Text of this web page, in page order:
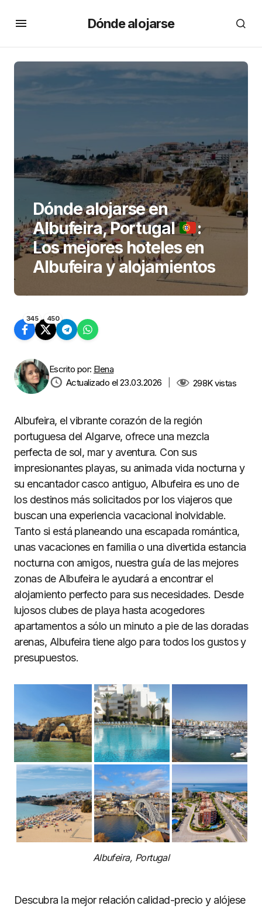
Dónde alojarse
Dónde alojarse en
Albufeira, Portugal
:
Los mejores hoteles en
Albufeira y alojamientos
345 450
Escrito por: Elena
Actualizado el 23.03.2026
298Kvistas
Albufeira, el vibrante corazón de la región
portuguesa del Algarve, ofrece una mezcla
perfecta de sol, mar y aventura. Con sus
impresionantes playas, su animada vida nocturna y
su encantador casco antiguo, Albufeira es uno de
los destinos más solicitados por los viajeros que
buscan una experiencia vacacional inolvidable.
Tanto si está planeando una escapada romántica,
unas vacaciones en familia o una divertida estancia
nocturna con amigos, nuestra guía de las mejores
zonas de Albufeira le ayudará a encontrar el
alojamiento perfecto para sus necesidades. Desde
lujosos clubes de playa hasta acogedores
apartamentos a sólo un minuto a pie de las doradas
arenas, Albufeira tiene algo para todos los gustos y
presupuestos.
Albufeira, Portugal
Descubra la mejor relación calidad-precio y alójese